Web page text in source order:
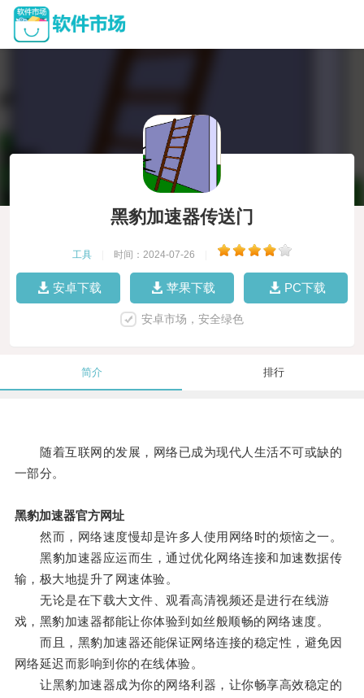
黑豹加速器传送门
工具 时间：2024-07-26
安卓下载 苹果下载 PC下载
安卓市场，安全绿色
简介 排行
随着互联网的发展，网络已成为现代人生活不可或缺的
一部分。
黑豹加速器官方网址
然而，网络速度慢却是许多人使用网络时的烦恼之一。
黑豹加速器应运而生，通过优化网络连接和加速数据传
输，极大地提升了网速体验。
无论是在下载大文件、观看高清视频还是进行在线游
戏，黑豹加速器都能让你体验到如丝般顺畅的网络速度。
而且，黑豹加速器还能保证网络连接的稳定性，避免因
网络延迟而影响到你的在线体验。
让黑豹加速器成为你的网络利器，让你畅享高效稳定的